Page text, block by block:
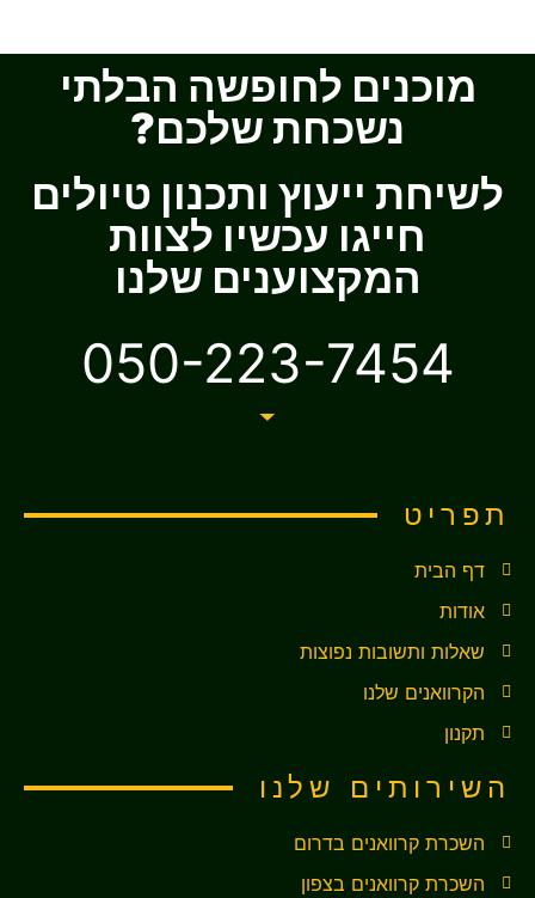
מוכנים לחופשה הבלתי
נשכחת שלכם?
לשיחת ייעוץ ותכנון טיולים
חייגו עכשיו לצוות
המקצוענים שלנו
050-223-7454
תפריט
דף הבית
אודות
שאלות ותשובות נפוצות
הקרוואנים שלנו
תקנון
השירותים שלנו
השכרת קרוואנים בדרום
השכרת קרוואנים בצפון